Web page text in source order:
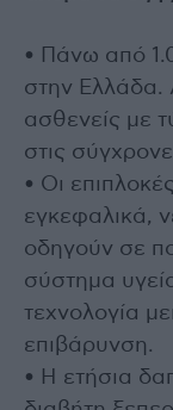
• Πάνω από
στην Ελλάδα.
ασθενείς με
στις
• Οι
εγκεφαλικά,
οδηγούν σε
σύστημα
τεχνολογία
επιβάρυνση.
• Η ετήσια